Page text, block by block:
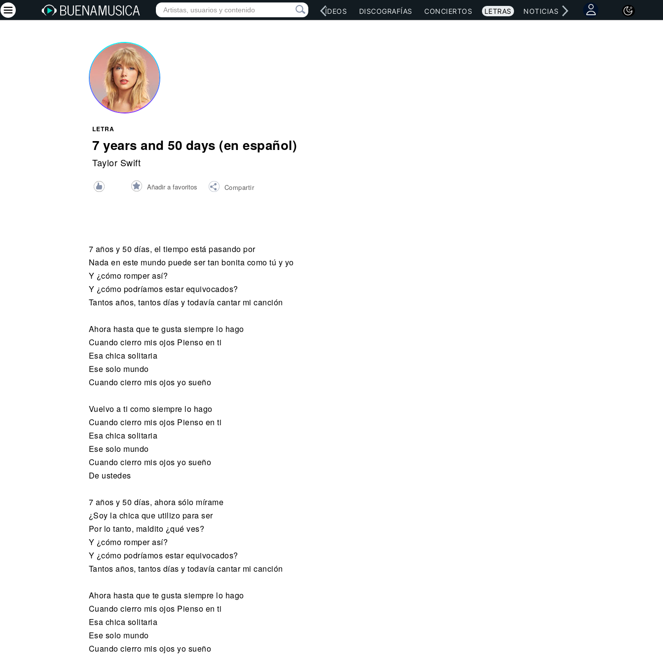
INICIO ARTISTAS RED SOCIAL MÚSICA VÍDEOS DISCOGRAFÍAS CONCIERTOS LETRAS NOTICIAS
LETRA
7 years and 50 days (en español)
Taylor Swift
Añadir a favoritos Compartir
7 años y 50 días, el tiempo está pasando por
Nada en este mundo puede ser tan bonita como tú y yo
Y ¿cómo romper así?
Y ¿cómo podríamos estar equivocados?
Tantos años, tantos días y todavía cantar mi canción
Ahora hasta que te gusta siempre lo hago
Cuando cierro mis ojos Pienso en ti
Esa chica solitaria
Ese solo mundo
Cuando cierro mis ojos yo sueño
Vuelvo a ti como siempre lo hago
Cuando cierro mis ojos Pienso en ti
Esa chica solitaria
Ese solo mundo
Cuando cierro mis ojos yo sueño
De ustedes
7 años y 50 días, ahora sólo mírame
¿Soy la chica que utilizo para ser
Por lo tanto, maldito ¿qué ves?
Y ¿cómo romper así?
Y ¿cómo podríamos estar equivocados?
Tantos años, tantos días y todavía cantar mi canción
Ahora hasta que te gusta siempre lo hago
Cuando cierro mis ojos Pienso en ti
Esa chica solitaria
Ese solo mundo
Cuando cierro mis ojos yo sueño